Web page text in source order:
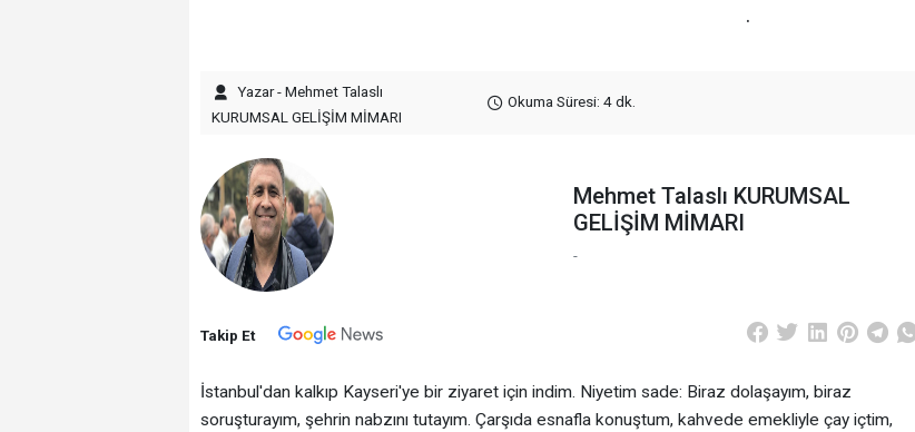
.
Yazar - Mehmet Talaslı
KURUMSAL GELİŞİM MİMARI
Okuma Süresi: 4 dk.
Mehmet Talaslı KURUMSAL
GELİŞİM MİMARI
-
Takip Et
‎İstanbul'dan kalkıp Kayseri'ye bir ziyaret için indim. Niyetim sade: Biraz dolaşayım, biraz
soruşturayım, şehrin nabzını tutayım. Çarşıda esnafla konuştum, kahvede emekliyle çay içtim,